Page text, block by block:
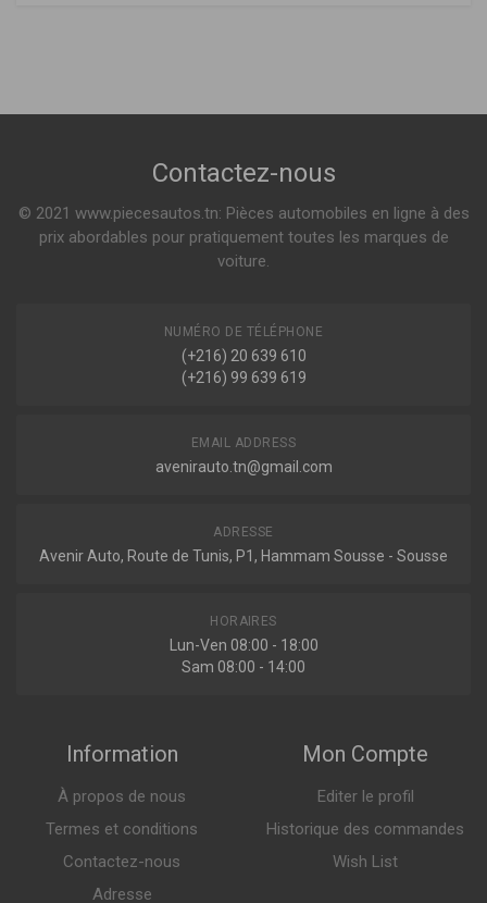
ELP3642
Contactez-nous
© 2021 www.piecesautos.tn: Pièces automobiles en ligne à des
prix abordables pour pratiquement toutes les marques de
voiture.
NUMÉRO DE TÉLÉPHONE
(+216) 20 639 610
(+216) 99 639 619
EMAIL ADDRESS
avenirauto.tn@gmail.com
ADRESSE
Avenir Auto, Route de Tunis, P1, Hammam Sousse - Sousse
HORAIRES
Lun-Ven 08:00 - 18:00
Sam 08:00 - 14:00
Information
À propos de nous
Termes et conditions
Contactez-nous
Adresse
Mon Compte
Editer le profil
Historique des commandes
Wish List